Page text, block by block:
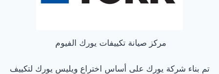
مركز صيانة تكييفات يورك الفيوم
تم بناء شركة يورك على أساس اختراع ويليس يورك لتكييف